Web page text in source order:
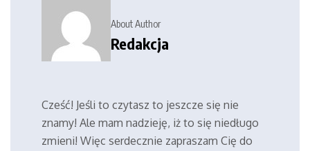
About Author
Redakcja
Cześć! Jeśli to czytasz to jeszcze się nie
znamy! Ale mam nadzieję, iż to się niedługo
zmieni! Więc serdecznie zapraszam Cię do